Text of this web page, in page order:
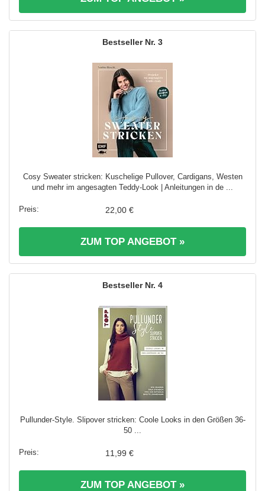
3
Cosy Sweater stricken: Kuschelige Pullover, Cardigans, Westen
und mehr im angesagten Teddy-Look | Anleitungen in de ...
22,00 €
ZUM TOP ANGEBOT »
4
Pullunder-Style. Slipover stricken: Coole Looks in den Größen 36-
50 ...
11,99 €
ZUM TOP ANGEBOT »